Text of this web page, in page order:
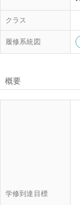
クラス
履修系統図
概要
学修到達目標